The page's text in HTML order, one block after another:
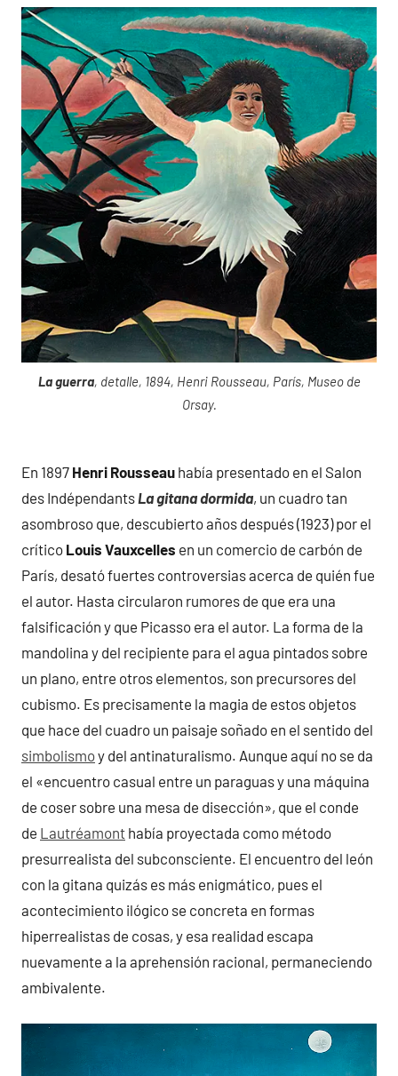
La guerra, detalle, 1894, Henri Rousseau, París, Museo de
Orsay.
En 1897 Henri Rousseau había presentado en el Salon
des IndépendantsLa gitana dormida, un cuadro tan
asombroso que, descubierto años después (1923) por el
crítico Louis Vauxcelles en un comercio de carbón de
París, desató fuertes controversias acerca de quién fue
el autor. Hasta circularon rumores de que era una
falsificación y que Picasso era el autor. La forma de la
mandolina y del recipiente para el agua pintados sobre
un plano, entre otros elementos, son precursores del
cubismo. Es precisamente la magia de estos objetos
que hace del cuadro un paisaje soñado en el sentido del
simbolismoy del antinaturalismo. Aunque aquí no se da
el «encuentro casual entre un paraguas y una máquina
de coser sobre una mesa de disección», que el conde
de Lautréamont había proyectada como método
presurrealista del subconsciente. El encuentro del león
con la gitana quizás es más enigmático, pues el
acontecimiento ilógico se concreta en formas
hiperrealistas de cosas, y esa realidad escapa
nuevamente a la aprehensión racional, permaneciendo
ambivalente.